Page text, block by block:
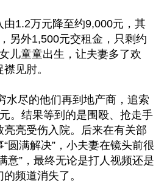
由1.2万元降至约9,000元，其
另外1,500元交租金，只剩约
儿童童出生，让夫妻多了欢
见肘。
水尽的他们再到地产商，追索
。结果等到的是围殴、抢走手
亮受伤入院。后来在有关部
圆满解决”，小夫妻在镜头前很
意”，最终无论是打人视频还是
频道消失了。